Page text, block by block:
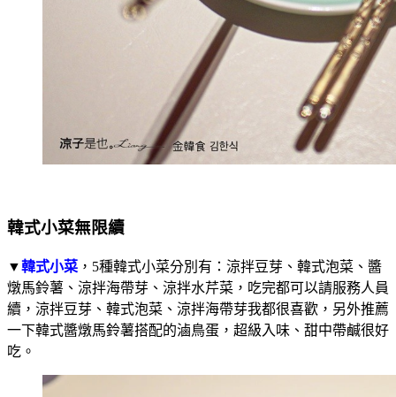
韓式小菜無限續
▼韓式小菜 ，5種韓式小菜分別有：涼拌豆芽、韓式泡菜、醬
燉馬鈴薯、涼拌海帶芽、涼拌水芹菜，吃完都可以請服務人員
續，涼拌豆芽、韓式泡菜、涼拌海帶芽我都很喜歡，另外推薦
一下韓式醬燉馬鈴薯搭配的滷鳥蛋，超級入味、甜中帶鹹很好
吃。